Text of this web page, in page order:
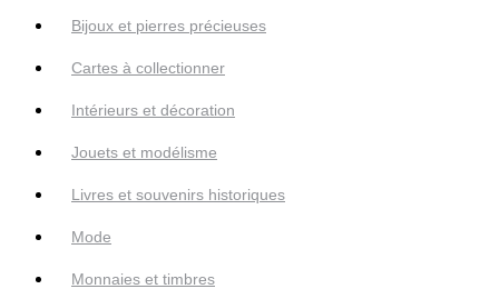
Bijoux et pierres précieuses
Cartes à collectionner
Intérieurs et décoration
Jouets et modélisme
Livres et souvenirs historiques
Mode
Monnaies et timbres